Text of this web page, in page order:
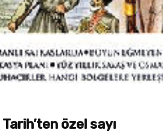
özel sayı